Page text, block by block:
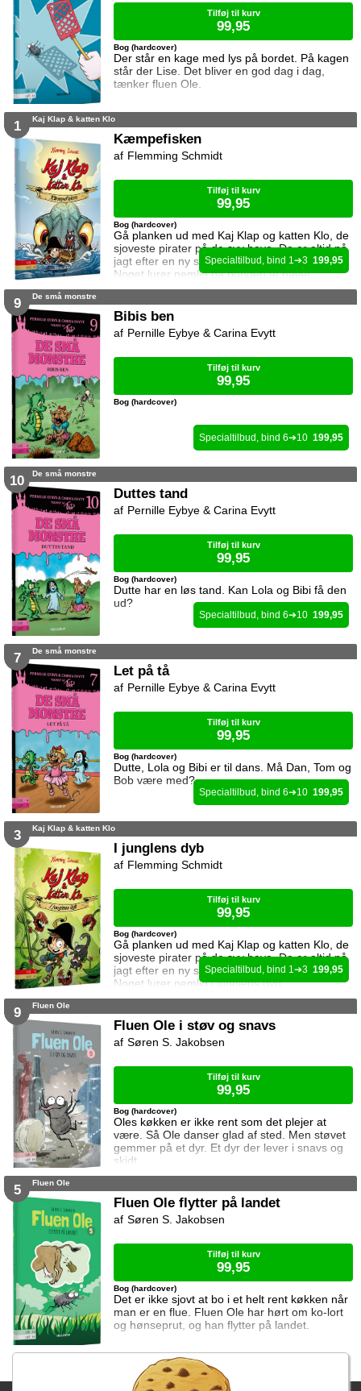
Der står en kage med lys på bordet. På kagen
står der Lise. Det bliver en god dag i dag,
tænker fluen Ole.
Bog (hardcover)
Tilføj til kurv
99,95
1 Kaj Klap & katten Klo
Kæmpefisken
Gå planken ud med Kaj Klap og katten Klo, de
sjoveste pirater på de syv have. De er altid på
jagt efter en ny skat, men det kan være farligt.
Noget lurer nemlig på bunden af havet.
Bog (hardcover)
Flemming Schmidt
Tilføj til kurv
99,95
1 3 199,95
9 De små monstre
Bibis ben
Bog (hardcover)
Pernille Eybye & Carina Evytt
Tilføj til kurv
99,95
6 10 199,95
10 De små monstre
Duttes tand
Dutte har en løs tand. Kan Lola og Bibi få den
ud?
Bog (hardcover)
Pernille Eybye & Carina Evytt
Tilføj til kurv
99,95
6 10 199,95
7 De små monstre
Let på tå
Dutte, Lola og Bibi er til dans. Må Dan, Tom og
Bob være med?
Bog (hardcover)
Pernille Eybye & Carina Evytt
Tilføj til kurv
99,95
6 10 199,95
3 Kaj Klap & katten Klo
I junglens dyb
Gå planken ud med Kaj Klap og katten Klo, de
sjoveste pirater på de syv have. De er altid på
jagt efter en ny skat, men det kan være farligt.
Noget lurer nemlig i junglens dyb.
Bog (hardcover)
Flemming Schmidt
Tilføj til kurv
99,95
1 3 199,95
9 Fluen Ole
Fluen Ole i støv og snavs
Oles køkken er ikke rent som det plejer at
være. Så Ole danser glad af sted. Men støvet
gemmer på et dyr. Et dyr der lever i snavs og
skidt.
Bog (hardcover)
Søren S. Jakobsen
Tilføj til kurv
99,95
5 Fluen Ole
Fluen Ole flytter på landet
Det er ikke sjovt at bo i et helt rent køkken når
man er en flue. Fluen Ole har hørt om ko-lort
og hønseprut, og han flytter på landet.
Bog (hardcover)
Søren S. Jakobsen
Tilføj til kurv
99,95